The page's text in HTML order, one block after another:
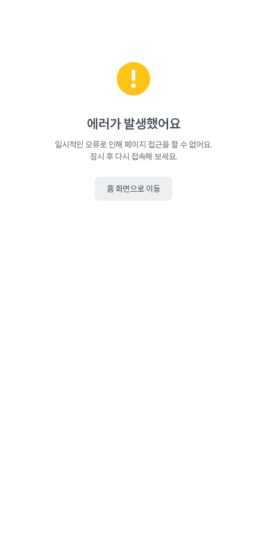
에러가 발생했어요
일시적인 오류로 인해 페이지 접근을 할 수 없어요.
잠시 후 다시 접속해 보세요.
홈 화면으로 이동